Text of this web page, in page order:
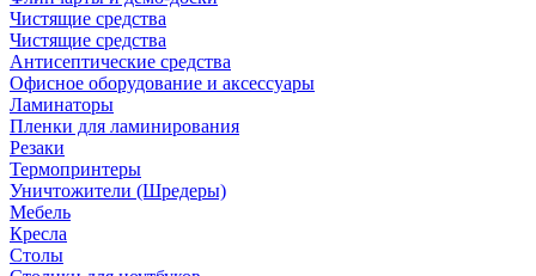
Чистящие средства
Чистящие средства
Антисептические средства
Офисное оборудование и аксессуары
Ламинаторы
Пленки для ламинирования
Резаки
Термопринтеры
Уничтожители (Шредеры)
Мебель
Кресла
Столы